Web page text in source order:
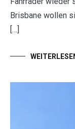
Brisbane wollen
[…]